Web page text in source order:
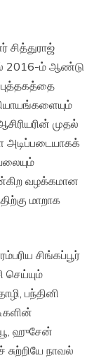
சித்துராஜ்
2016-ம் ஆண்டு
முதல்
அடிப்படையாகக்
வழக்கமான
மாறாக
சிங்கப்பூர்
பந்தினி
ஹுசேன்
நாவல்